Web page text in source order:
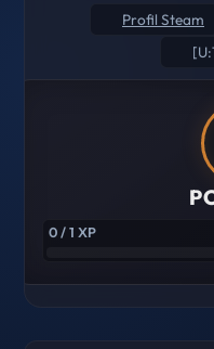
Profil Steam
0 / 1 XP